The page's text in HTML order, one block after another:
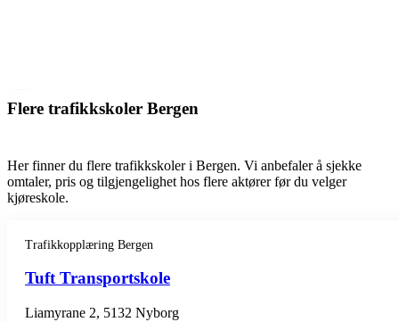
Flere trafikkskoler Bergen
Her finner du flere trafikkskoler i Bergen. Vi anbefaler å sjekke
omtaler, pris og tilgjengelighet hos flere aktører før du velger
kjøreskole.
Trafikkopplæring Bergen
Tuft Transportskole
Liamyrane 2, 5132 Nyborg